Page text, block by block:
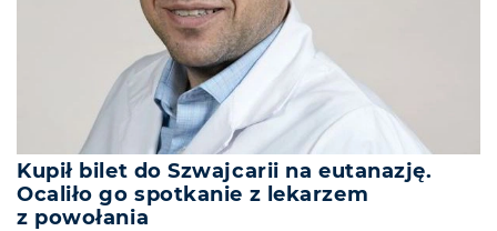
Kupił bilet do Szwajcarii na eutanazję.
Ocaliło go spotkanie z lekarzem
z powołania